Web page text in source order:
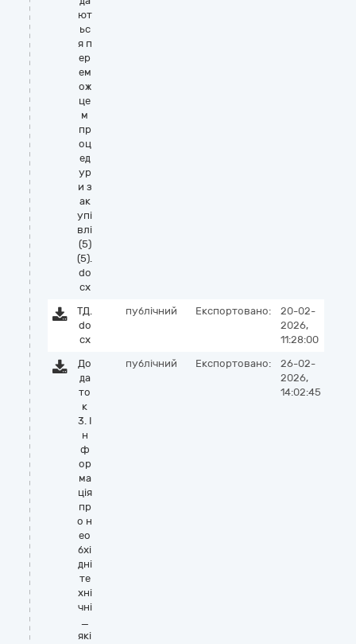
ют
ьс
я п
ер
ем
ож
це
м
пр
оц
ед
ур
и з
ак
упі
влі
(5)
(5).
do
cx
ТД.
do
cx
публічний Експортовано:
20-02-
2026,
11:28:00
До
да
то
к
3. І
н
ф
ор
ма
ція
пр
о н
ео
бхі
дні
те
хні
чні
_
які
публічний Експортовано:
26-02-
2026,
14:02:45